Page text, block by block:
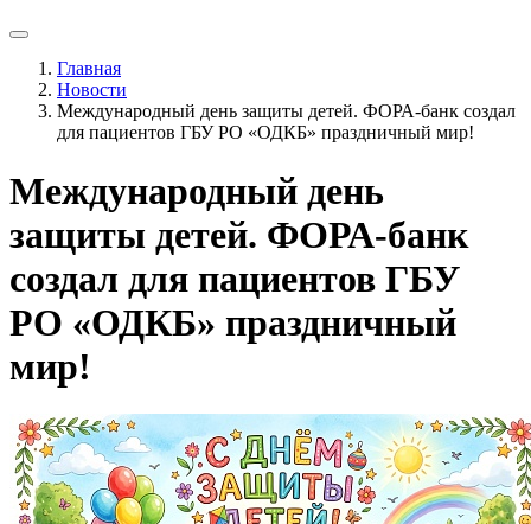
Главная
Новости
Международный день защиты детей. ФОРА-банк создал
для пациентов ГБУ РО «ОДКБ» праздничный мир!
Международный день
защиты детей. ФОРА-банк
создал для пациентов ГБУ
РО «ОДКБ» праздничный
мир!